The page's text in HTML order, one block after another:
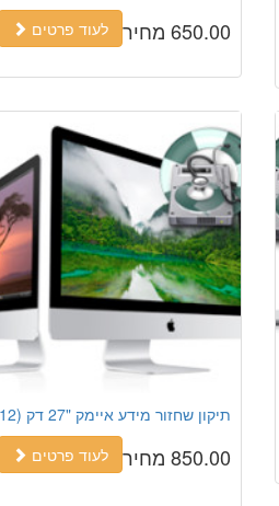
לעוד פרטים
650.00 מחיר
תיקון שחזור מידע איימק "27 דק (2012)
לעוד פרטים
850.00 מחיר